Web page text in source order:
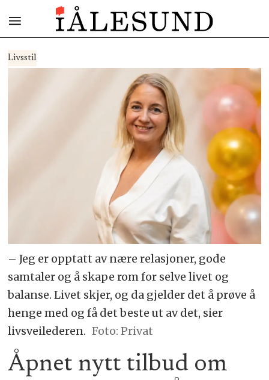
Livsstil
– Jeg er opptatt av nære relasjoner, gode
samtaler og å skape rom for selve livet og
balanse. Livet skjer, og da gjelder det å prøve å
henge med og få det beste ut av det, sier
livsveilederen. Foto: Privat
Åpnet nytt tilbud om